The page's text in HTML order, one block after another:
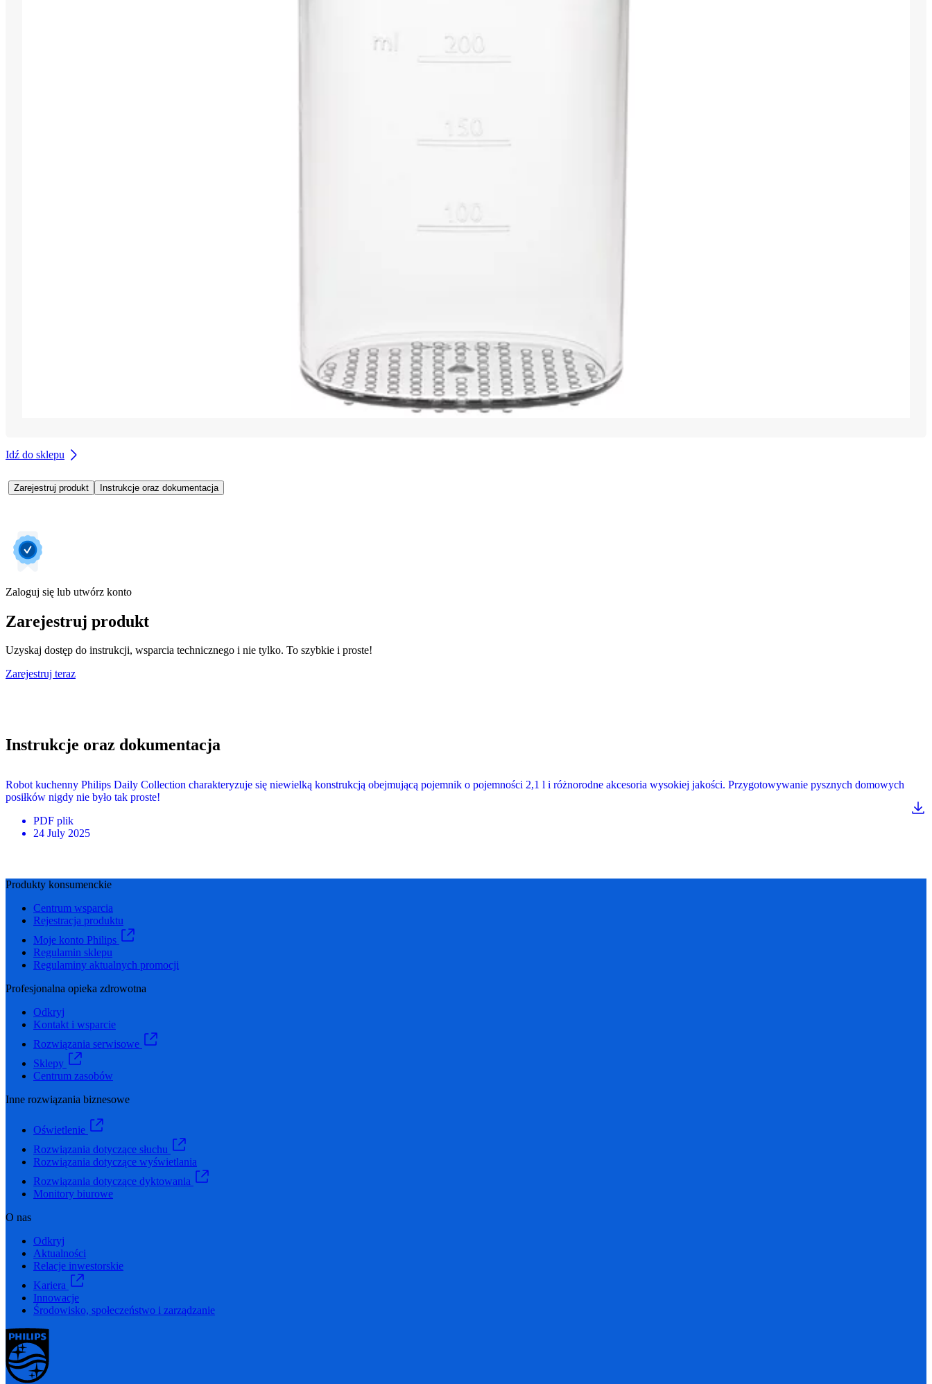
Idź do sklepu
Zarejestruj produkt Instrukcje oraz dokumentacja
Zaloguj się lub utwórz konto
Zarejestruj produkt
Uzyskaj dostęp do instrukcji, wsparcia technicznego i nie tylko. To szybkie i proste!
Zarejestruj teraz
Instrukcje oraz dokumentacja
Robot kuchenny Philips Daily Collection charakteryzuje się niewielką konstrukcją obejmującą pojemnik o pojemności 2,1 l i różnorodne akcesoria wysokiej jakości. Przygotowywanie pysznych domowych
posiłków nigdy nie było tak proste!
PDF plik
24 July 2025
Produkty konsumenckie
Centrum wsparcia
Rejestracja produktu
Moje konto Philips
Regulamin sklepu
Regulaminy aktualnych promocji
Profesjonalna opieka zdrowotna
Odkryj
Kontakt i wsparcie
Rozwiązania serwisowe
Sklepy
Centrum zasobów
Inne rozwiązania biznesowe
Oświetlenie
Rozwiązania dotyczące słuchu
Rozwiązania dotyczące wyświetlania
Rozwiązania dotyczące dyktowania
Monitory biurowe
O nas
Odkryj
Aktualności
Relacje inwestorskie
Kariera
Innowacje
Środowisko, społeczeństwo i zarządzanie